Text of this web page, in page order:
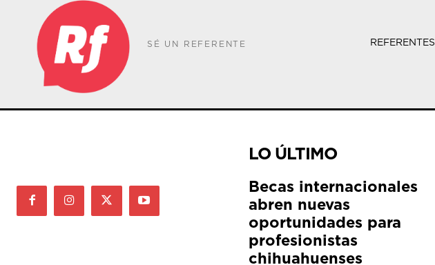
SÉ UN REFERENTE REFERENTES
LO ÚLTIMO
Becas internacionales
abren nuevas
oportunidades para
profesionistas
chihuahuenses